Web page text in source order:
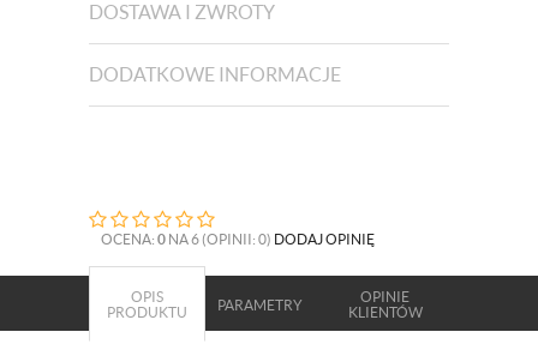
DOSTAWA I ZWROTY
DODATKOWE INFORMACJE
OCENA: 0 NA 6 (OPINII: 0) DODAJ OPINIĘ
OPIS
PRODUKTU
PARAMETRY
OPINIE
KLIENTÓW